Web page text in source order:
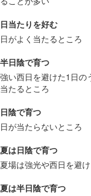
日当たりを好む
日がよく当たるところ
半日陰で育つ
強い西日を避けた1日の
当たるところ
日陰で育つ
日が当たらないところ
夏は日陰で育つ
夏場は強光や西日を避
夏は半日陰で育つ